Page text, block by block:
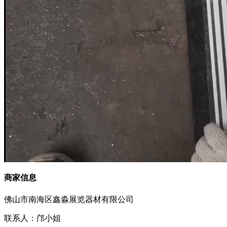
商家信息
佛山市南海区鑫淼展览器材有限公司
联系人：邝小姐